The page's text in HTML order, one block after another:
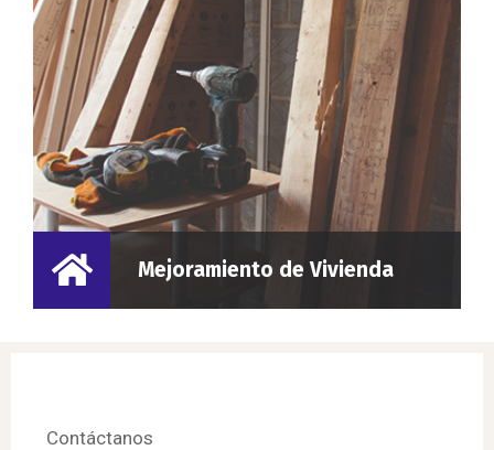
Mejoramiento de Vivienda
Contáctanos